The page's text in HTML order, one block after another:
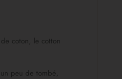
coton, le cotton
peu de tombé,